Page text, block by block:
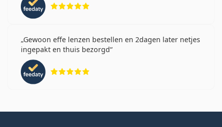
Gewoon effe lenzen bestellen en 2dagen later netjes
ingepakt en thuis bezorgd